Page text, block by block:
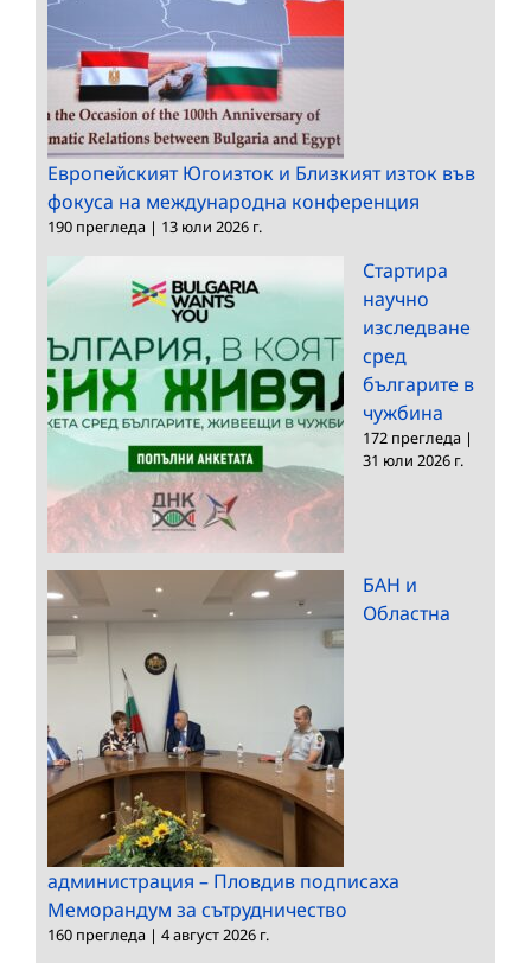
Европейският Югоизток и Близкият изток във
фокуса на международна конференция
190 прегледа | 13 юли 2026 г.
Стартира
научно
изследване
сред
българите в
чужбина
172 прегледа |
31 юли 2026 г.
БАН и
Областна
администрация – Пловдив подписаха
Меморандум за сътрудничество
160 прегледа | 4 август 2026 г.